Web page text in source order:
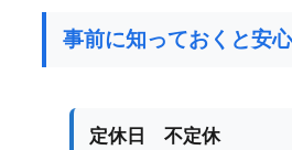
事前に知っておくと安
定休日 不定休